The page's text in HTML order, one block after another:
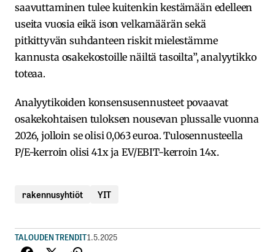
saavuttaminen tulee kuitenkin kestämään edelleen
useita vuosia eikä ison velkamäärän sekä
pitkittyvän suhdanteen riskit mielestämme
kannusta osakekostoille näiltä tasoilta”, analyytikko
toteaa.
Analyytikoiden konsensusennusteet povaavat
osakekohtaisen tuloksen nousevan plussalle vuonna
2026, jolloin se olisi 0,063 euroa. Tulosennusteella
P/E-kerroin olisi 41x ja EV/EBIT-kerroin 14x.
rakennusyhtiöt YIT
TALOUDEN TRENDIT1.5.2025